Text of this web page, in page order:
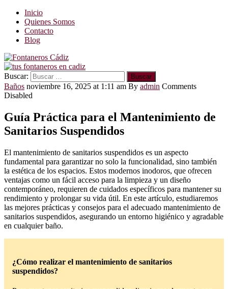
Inicio
Quienes Somos
Contacto
Blog
Buscar:
Baños noviembre 16, 2025 at 1:11 am By admin Comments
Disabled
Guía Práctica para el Mantenimiento de
Sanitarios Suspendidos
El mantenimiento de sanitarios suspendidos es un aspecto
fundamental para garantizar no solo la funcionalidad, sino también
la estética de los espacios. Estos modernos inodoros, que ofrecen
ventajas como un fácil acceso para la limpieza y un diseño
contemporáneo, requieren de cuidados específicos para mantener su
rendimiento y prolongar su vida útil. En este artículo, estudiaremos
las mejores prácticas y consejos para el adecuado mantenimiento de
sanitarios suspendidos, asegurando un entorno higiénico y agradable
en cualquier baño.
¿Cómo realizar el mantenimiento de sanitarios
suspendidos?